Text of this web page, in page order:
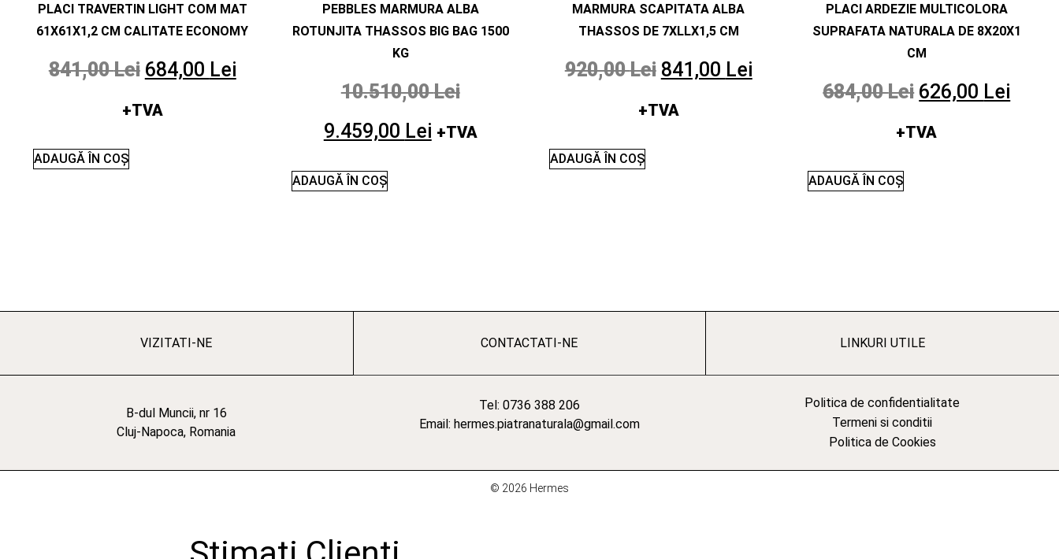
PLACI TRAVERTIN LIGHT COM MAT
61X61X1,2 CM CALITATE ECONOMY
841,00Lei 684,00 Lei
+TVA
ADAUGĂ ÎN COȘ
PEBBLES MARMURA ALBA
ROTUNJITA THASSOS BIG BAG 1500
KG
10.510,00Lei
9.459,00 Lei +TVA
ADAUGĂ ÎN COȘ
MARMURA SCAPITATA ALBA
THASSOS DE 7XLLX1,5 CM
920,00Lei 841,00 Lei
+TVA
ADAUGĂ ÎN COȘ
PLACI ARDEZIE MULTICOLORA
SUPRAFATA NATURALA DE 8X20X1
CM
684,00Lei 626,00 Lei
+TVA
ADAUGĂ ÎN COȘ
VIZITATI-NE
B-dul Muncii, nr 16
Cluj-Napoca, Romania
CONTACTATI-NE
Tel: 0736 388 206
Email: hermes.piatranaturala@gmail.com
LINKURI UTILE
Politica de confidentialitate
Termeni si conditii
Politica de Cookies
© 2026 Hermes